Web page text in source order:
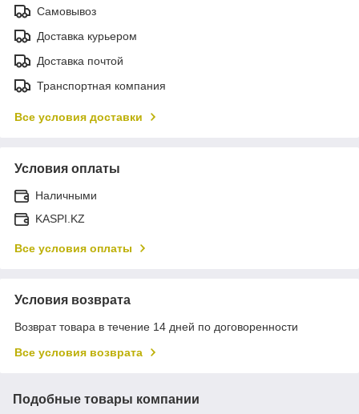
Самовывоз
Доставка курьером
Доставка почтой
Транспортная компания
Все условия доставки
Условия оплаты
Наличными
KASPI.KZ
Все условия оплаты
Условия возврата
Возврат товара в течение 14 дней по договоренности
Все условия возврата
Подобные товары компании